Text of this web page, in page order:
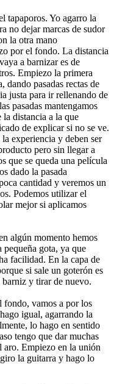
tapaporos. Yo agarro la
no dejar marcas de sudor
la otra mano
por el fondo. La distancia
a barnizar es de
Empiezo la primera
dando pasadas rectas de
justa para ir rellenando de
pasadas mantengamos
distancia a la que
de explicar si no se ve.
experiencia y deben ser
pero sin llegar a
que se queda una película
dado la pasada
cantidad y veremos un
Podemos utilizar el
mejor si aplicamos
algún momento hemos
pequeña gota, ya que
facilidad. En la capa de
si sale un goterón es
y tirar de nuevo.
fondo, vamos a por los
igual, agarrando la
lo hago en sentido
tengo que dar muchas
aro. Empiezo en la unión
la guitarra y hago lo